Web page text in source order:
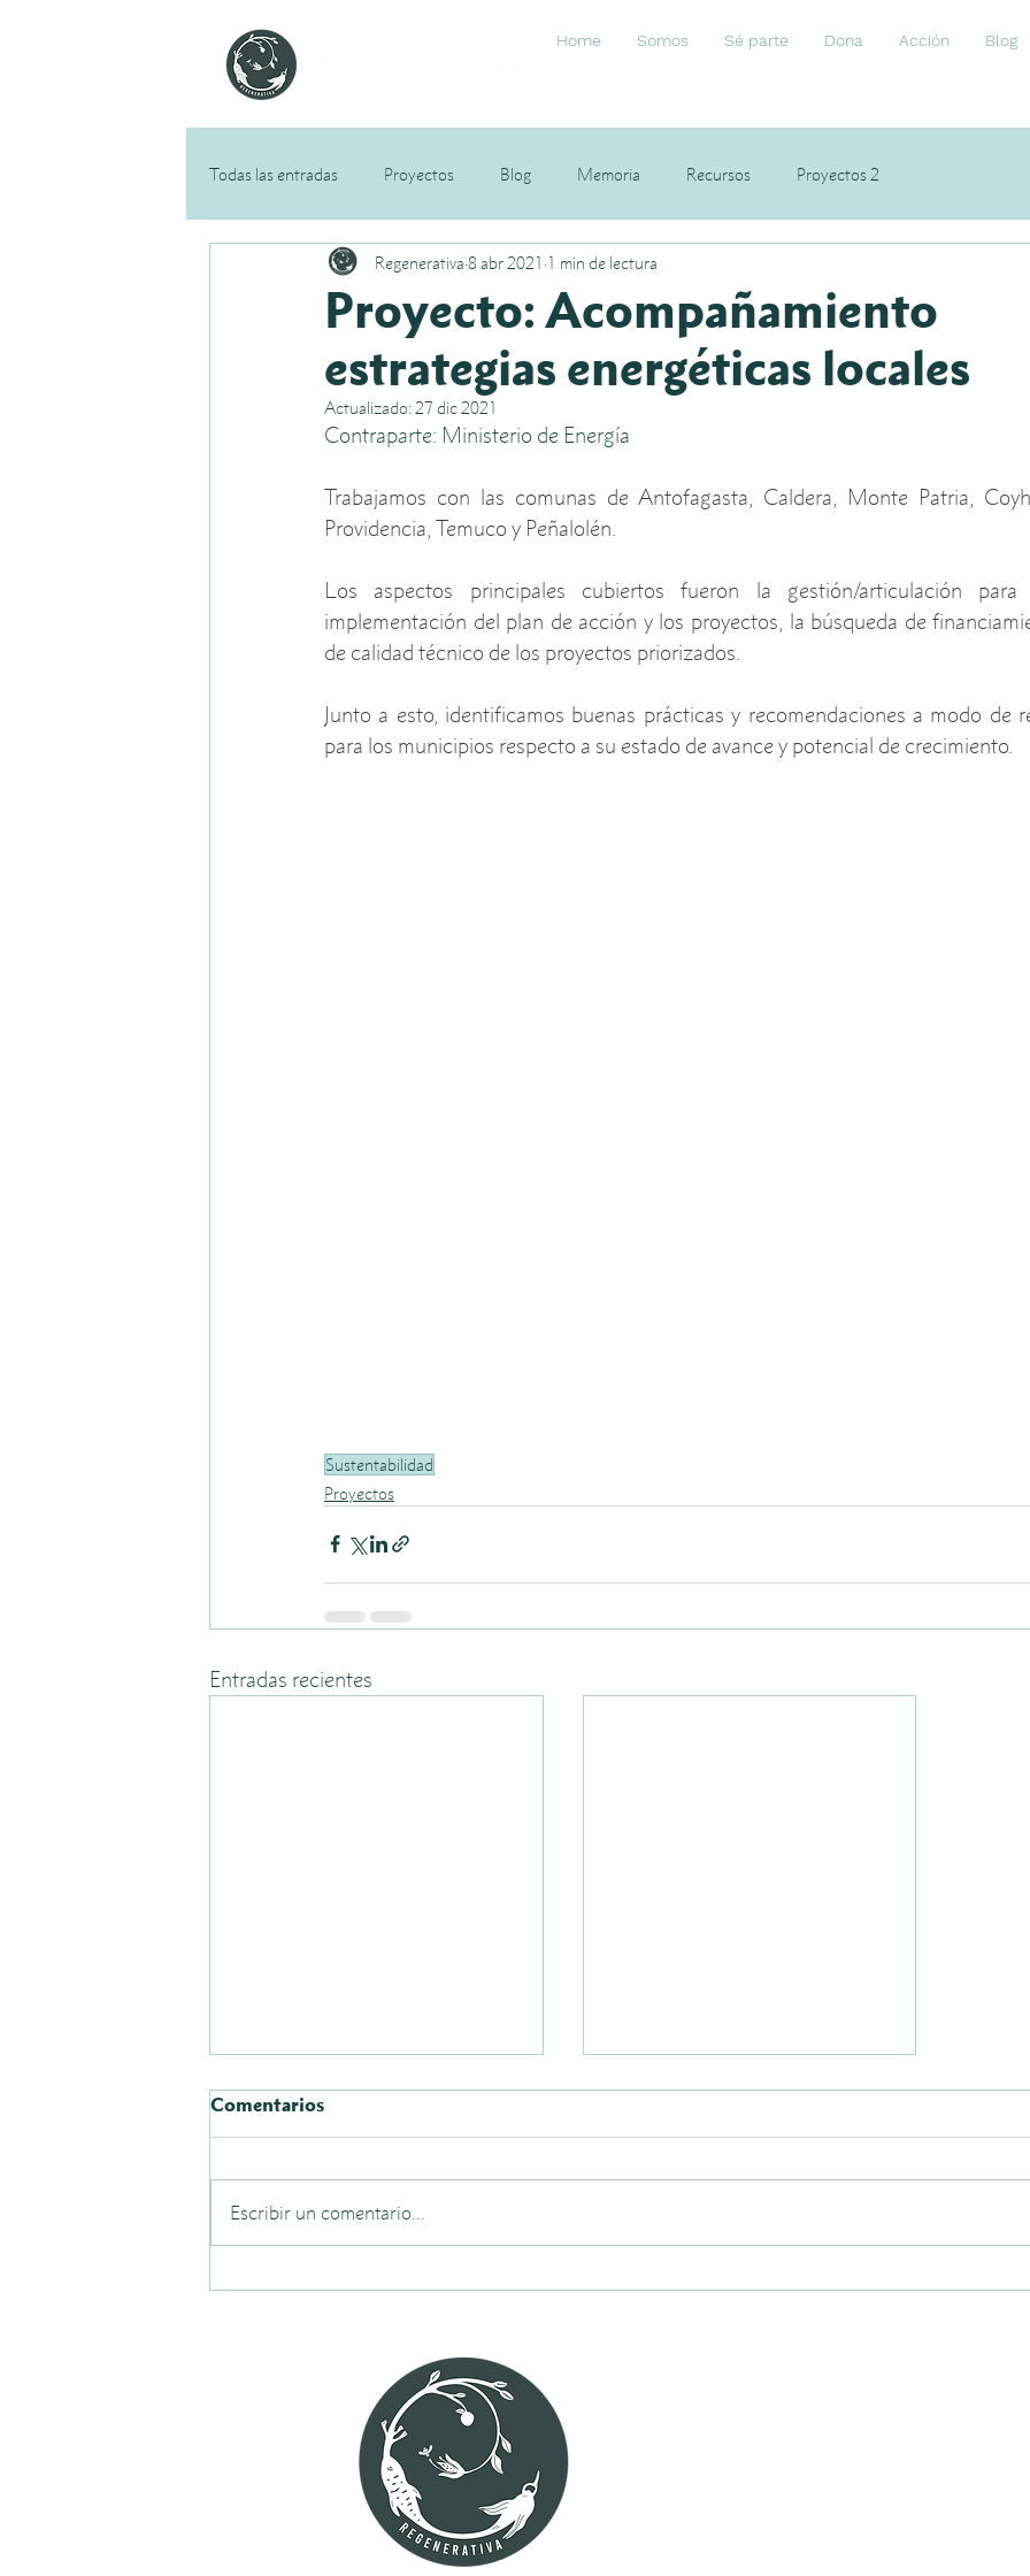
Home Somos Sé parte Dona Acción Blog
Todas las entradas Proyectos Blog Memoria Recursos Proyectos 2
Proyecto: Acompañamiento
estrategias energéticas locales
Regenerativa 8 abr 2021 1 min de lectura
Actualizado: 27 dic 2021
Contraparte: Ministerio de Energía
Trabajamos con las comunas de Antofagasta, Caldera, Monte Patria,
Providencia, Temuco y Peñalolén.
Los aspectos principales cubiertos fueron la gestión/articulación
implementación del plan de acción y los proyectos, la búsqueda de
de calidad técnico de los proyectos priorizados.
Junto a esto, identificamos buenas prácticas y recomendaciones a modo de
para los municipios respecto a su estado de avance y potencial de crecimiento.
Sustentabilidad
Proyectos
Entradas recientes
Comentarios
Escribir un comentario...